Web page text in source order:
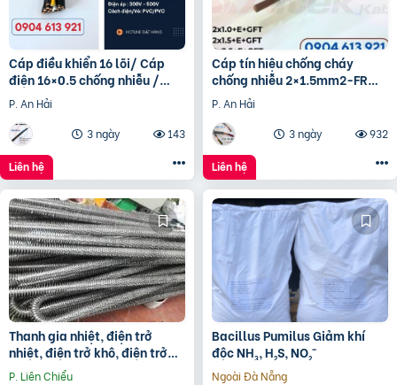
Cáp điều khiển 16 lõi/ Cáp
điện 16×0.5 chống nhiễu /
Control Cable SH -500
16×0.75 Altek Kabel
P. An Hải
3 ngày
143
Liên hệ
Cáp tín hiệu chống cháy
chống nhiễu 2×1.5mm2-FR
Altek Kabel
P. An Hải
3 ngày
932
Liên hệ
Thanh gia nhiệt, điện trở
nhiệt, điện trở khô, điện trở
đun hóa chất, điện trở lò nung
P. Liên Chiểu
Bacillus Pumilus Giảm khí
độc NH₃, H₂S, NO₂⁻
Ngoài Đà Nẵng